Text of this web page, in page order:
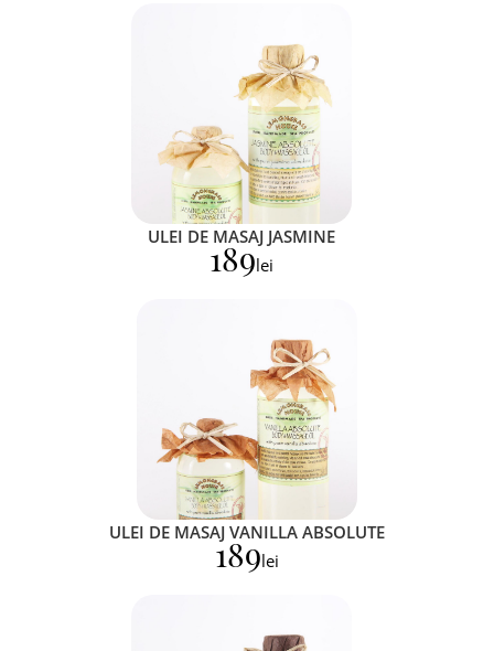
ULEI DE MASAJ JASMINE
189lei
ULEI DE MASAJ VANILLA ABSOLUTE
189lei